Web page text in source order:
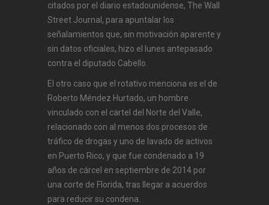
citados por el diario estadounidense, The Wall
Street Journal, para apuntalar los
señalamientos que, sin motivación aparente y
sin datos oficiales, hizo el lunes antepasado
contra el diputado Cabello.
El otro caso que el rotativo menciona es el de
Roberto Méndez Hurtado, un hombre
vinculado con el cartel del Norte del Valle,
relacionado con al menos dos procesos de
tráfico de drogas y uno de lavado de activos
en Puerto Rico, y que fue condenado a 19
años de cárcel en septiembre de 2014 por
una corte de Florida, tras llegar a acuerdos
para reducir su condena.